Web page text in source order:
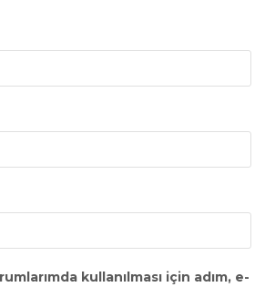
kullanılması için adım, e-